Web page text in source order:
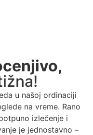
u našoj ordinaciji
na vreme. Rano
izlečenje i
je jednostavno –